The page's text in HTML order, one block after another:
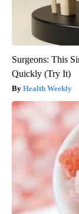
Surgeons: This
Quickly (Try It)
Health Weekly